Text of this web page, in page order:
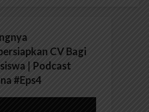
CV Bagi
| Podcast
#Eps4